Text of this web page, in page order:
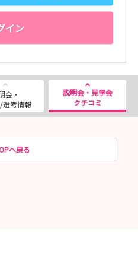
イン
会・
選考情報
説明会・見学会
クチコミ
へ戻る